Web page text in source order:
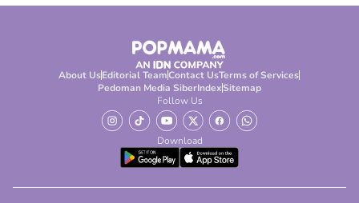
About UsEditorial TeamContact UsTerms of Services
Pedoman Media SiberIndexSitemap
Follow Us
Download